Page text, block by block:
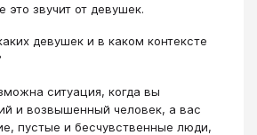
звучит от девушек.
девушек и в каком контексте
ситуация, когда вы
и возвышенный человек, а вас
пустые и бесчувственные люди,